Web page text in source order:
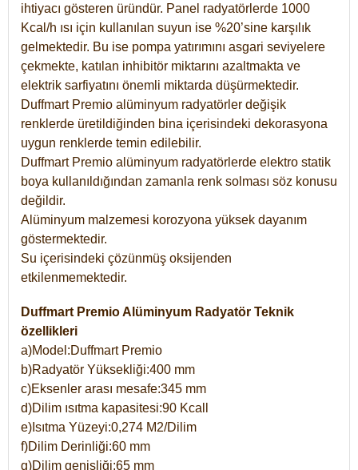
ihtiyacı gösteren üründür. Panel radyatörlerde 1000
Kcal/h ısı için kullanılan suyun ise %20’sine karşılık
gelmektedir. Bu ise pompa yatırımını asgari seviyelere
çekmekte, katılan inhibitör miktarını azaltmakta ve
elektrik sarfiyatını önemli miktarda düşürmektedir.
Duffmart Premio alüminyum radyatörler değişik
renklerde üretildiğinden bina içerisindeki dekorasyona
uygun renklerde temin edilebilir.
Duffmart Premio alüminyum radyatörlerde elektro statik
boya kullanıldığından zamanla renk solması söz konusu
değildir.
Alüminyum malzemesi korozyona yüksek dayanım
göstermektedir.
Su içerisindeki çözünmüş oksijenden
etkilenmemektedir.
Duffmart Premio Alüminyum Radyatör Teknik
özellikleri
a)Model:Duffmart Premio
b)Radyatör Yüksekliği:400 mm
c)Eksenler arası mesafe:345 mm
d)Dilim ısıtma kapasitesi:90 Kcall
e)Isıtma Yüzeyi:0,274 M2/Dilim
f)Dilim Derinliği:60 mm
g)Dilim genişliği:65 mm